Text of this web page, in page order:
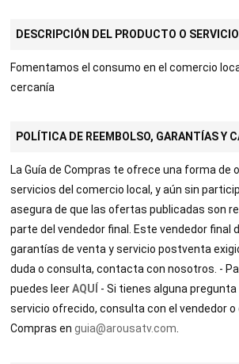
DESCRIPCIÓN DEL PRODUCTO O SERVICIO
Fomentamos el consumo en el comercio
cercanía
POLÍTICA DE REEMBOLSO, GARANTÍAS Y
La Guía de Compras te ofrece una forma de
servicios del comercio local, y aún sin
asegura de que las ofertas publicadas son
parte del vendedor final. Este vendedor final
garantías de venta y servicio postventa
duda o consulta, contacta con nosotros. -
puedes leerAQUÍ - Si tienes alguna
servicio ofrecido, consulta con el vendedor o
Compras enguia@arousatv.com